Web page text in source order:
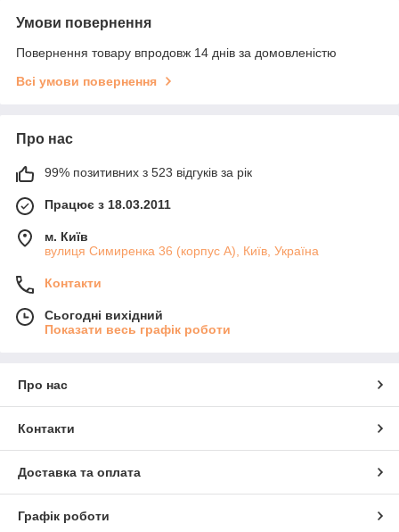
Умови повернення
Повернення товару впродовж 14 днів за домовленістю
Всі умови повернення
Про нас
99% позитивних з 523 відгуків за рік
Працює з 18.03.2011
м. Київ
вулиця Симиренка 36 (корпус А), Київ, Україна
Контакти
Сьогодні вихідний
Показати весь графік роботи
Про нас
Контакти
Доставка та оплата
Графік роботи